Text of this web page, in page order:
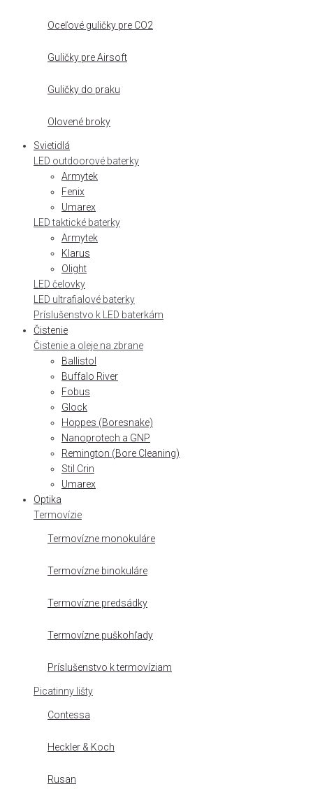
Oceľové guličky pre CO2
Guličky pre Airsoft
Guličky do praku
Olovené broky
Svietidlá
LED outdoorové baterky
Armytek
Fenix
Umarex
LED taktické baterky
Armytek
Klarus
Olight
LED čelovky
LED ultrafialové baterky
Príslušenstvo k LED baterkám
Čistenie
Čistenie a oleje na zbrane
Ballistol
Buffalo River
Fobus
Glock
Hoppes (Boresnake)
Nanoprotech a GNP
Remington (Bore Cleaning)
Stil Crin
Umarex
Optika
Termovízie
Termovízne monokuláre
Termovízne binokuláre
Termovízne predsádky
Termovízne puškohľady
Príslušenstvo k termovíziam
Picatinny lišty
Contessa
Heckler & Koch
Rusan